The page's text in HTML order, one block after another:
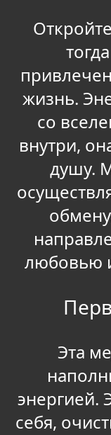
жизнь.
со
внутри,
душу.
любовью
Эта
энергией.
себя,